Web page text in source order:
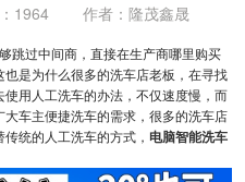
1964 作者： 隆茂鑫晟
跳过中间商，直接在生产商哪里购买
是为什么很多的洗车店老板，在寻找
用人工洗车的办法，不仅速度慢，而
车主便捷洗车的需求，很多的洗车店
统的人工洗车的方式， 电脑智能洗车